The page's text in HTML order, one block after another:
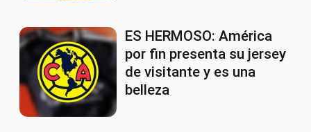
ES HERMOSO: América
por fin presenta su jersey
de visitante y es una
belleza